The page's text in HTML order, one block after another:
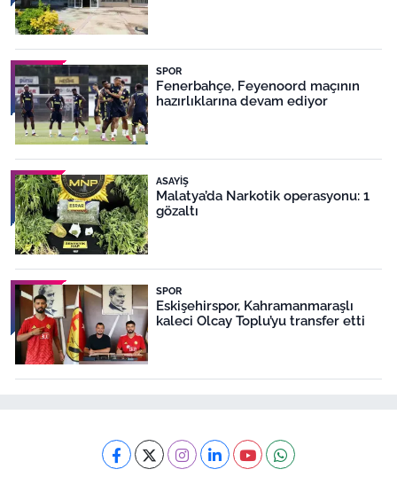
SPOR
Fenerbahçe, Feyenoord maçının
hazırlıklarına devam ediyor
ASAYIŞ
Malatya’da Narkotik operasyonu: 1
gözaltı
SPOR
Eskişehirspor, Kahramanmaraşlı
kaleci Olcay Toplu’yu transfer etti